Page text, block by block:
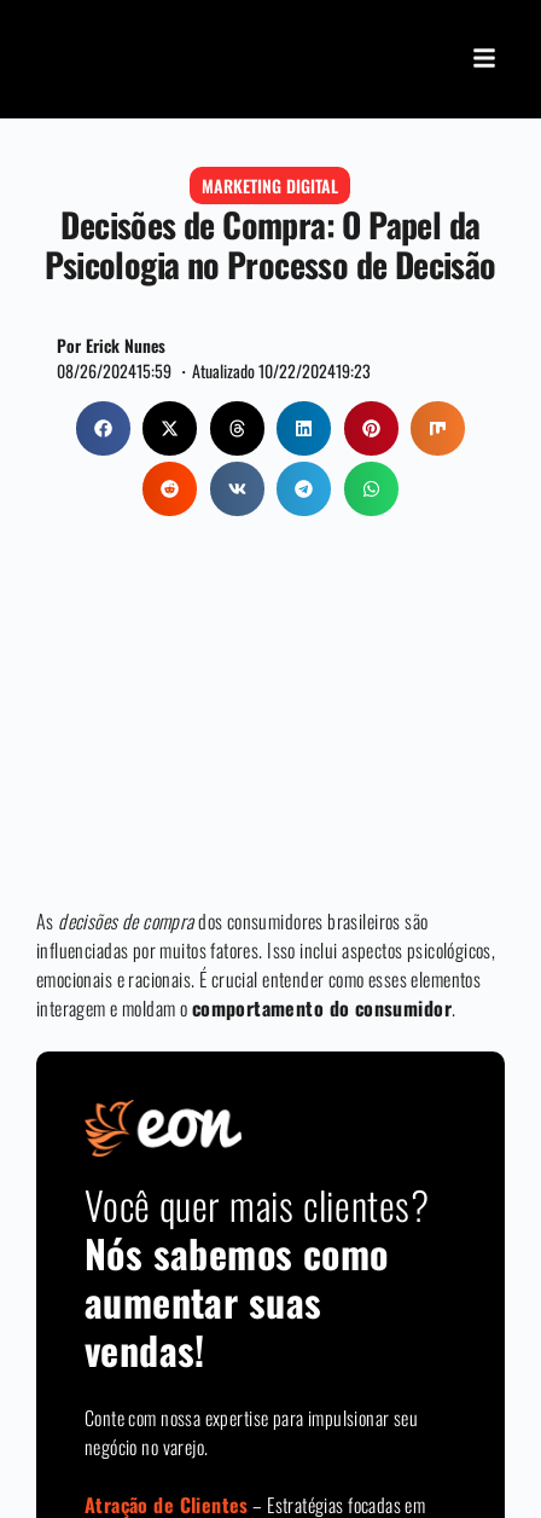
MARKETING DIGITAL
Decisões de Compra: O Papel da
Psicologia no Processo de Decisão
Por Erick Nunes
08/26/202415:59 ・ Atualizado 10/22/202419:23
As decisões de comprados consumidores brasileiros são
influenciadas por muitos fatores. Isso inclui aspectos psicológicos,
emocionais e racionais. É crucial entender como esses elementos
interagem e moldam ocomportamento do consumidor.
Você quer mais clientes?
Nós sabemos como
aumentar suas
vendas!
Conte com nossa expertise para impulsionar seu
negócio no varejo.
Atração de Clientes– Estratégias focadas em